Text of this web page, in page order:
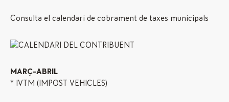
Consulta el calendari de cobrament de taxes municipals
MARÇ-ABRIL
* IVTM (IMPOST VEHICLES)